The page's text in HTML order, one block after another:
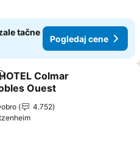
tačne
Pogledaj cene
u favorite
Colmar
Ouest
4.752